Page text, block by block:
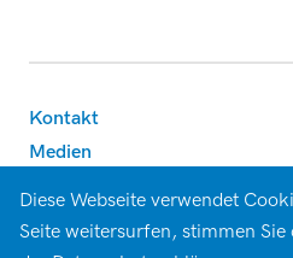
Footer
Kontakt
Medien
Impressum
Diese Webseite verwendet
Seite weitersurfen, stimmen